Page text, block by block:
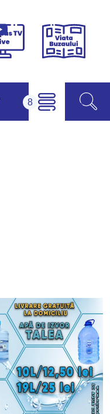
Campus
Viața